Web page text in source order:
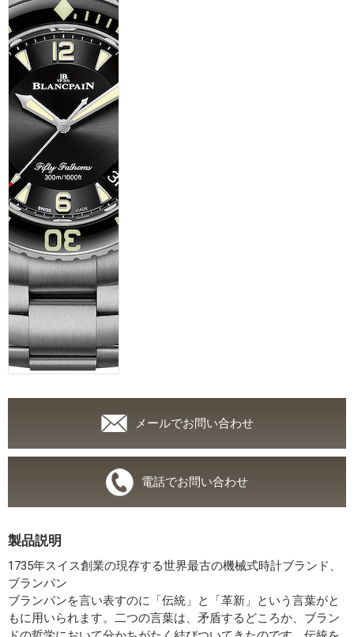
メールでお問い合わせ
電話でお問い合わせ
製品説明
1735年スイス創業の現存する世界最古の機械式時計ブランド、
ブランパン
ブランパンを言い表すのに「伝統」と「革新」という言葉がと
もに用いられます。二つの言葉は、矛盾するどころか、ブラン